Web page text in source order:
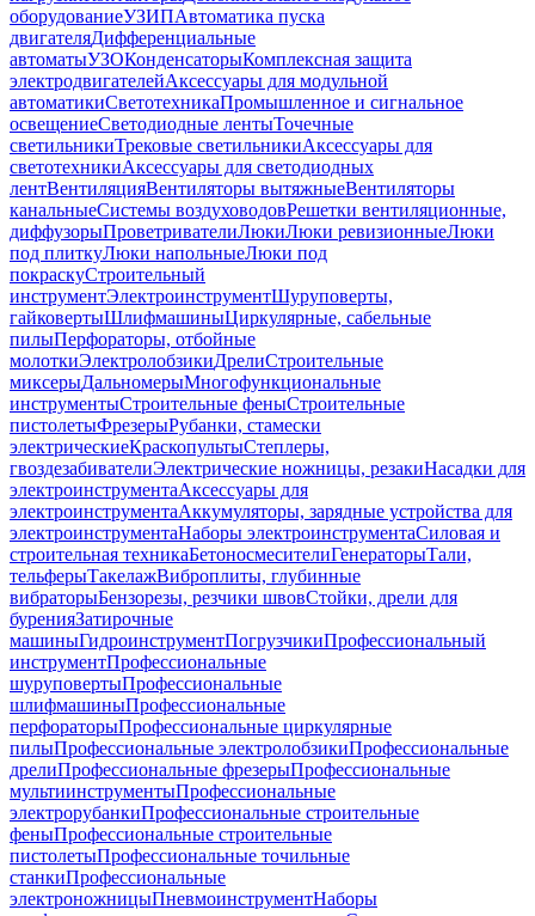
оборудованиеУЗИПАвтоматика пуска
двигателяДифференциальные
автоматыУЗОКонденсаторыКомплексная защита
электродвигателейАксессуары для модульной
автоматикиСветотехникаПромышленное и сигнальное
освещениеСветодиодные лентыТочечные
светильникиТрековые светильникиАксессуары для
светотехникиАксессуары для светодиодных
лентВентиляцияВентиляторы вытяжныеВентиляторы
канальныеСистемы воздуховодовРешетки вентиляционные,
диффузорыПроветривателиЛюкиЛюки ревизионныеЛюки
под плиткуЛюки напольныеЛюки под
покраскуСтроительный
инструментЭлектроинструментШуруповерты,
гайковертыШлифмашиныЦиркулярные, сабельные
пилыПерфораторы, отбойные
молоткиЭлектролобзикиДрелиСтроительные
миксерыДальномерыМногофункциональные
инструментыСтроительные феныСтроительные
пистолетыФрезерыРубанки, стамески
электрическиеКраскопультыСтеплеры,
гвоздезабивателиЭлектрические ножницы, резакиНасадки для
электроинструментаАксессуары для
электроинструментаАккумуляторы, зарядные устройства для
электроинструментаНаборы электроинструментаСиловая и
строительная техникаБетоносмесителиГенераторыТали,
тельферыТакелажВиброплиты, глубинные
вибраторыБензорезы, резчики швовСтойки, дрели для
буренияЗатирочные
машиныГидроинструментПогрузчикиПрофессиональный
инструментПрофессиональные
шуруповертыПрофессиональные
шлифмашиныПрофессиональные
перфораторыПрофессиональные циркулярные
пилыПрофессиональные электролобзикиПрофессиональные
дрелиПрофессиональные фрезерыПрофессиональные
мультиинструментыПрофессиональные
электрорубанкиПрофессиональные строительные
феныПрофессиональные строительные
пистолетыПрофессиональные точильные
станкиПрофессиональные
электроножницыПневмоинструментНаборы